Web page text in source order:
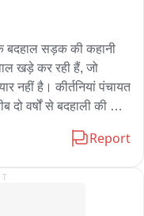
दौरान पटना से घर आने के
बदहाल सड़क की कहानी
खड़े कर रही हैं, जो
नहीं है। कीर्तनियां पंचायत
वर्षों से बदहाली की मार
से कम नहीं है। जब
पर उतरे और गड्ढों में धान
Report